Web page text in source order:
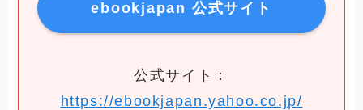
ebookjapan 公式サイト
公式サイト：
https://ebookjapan.yahoo.co.jp/